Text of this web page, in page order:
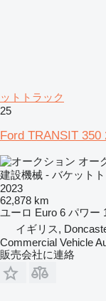
ットトラック
25
Ford TRANSIT 350
オー
建設機械 - バケット
2023
62,878 km
ユーロ Euro 6 パワー
イギリス,
Commercial Vehicle
販売会社に連絡